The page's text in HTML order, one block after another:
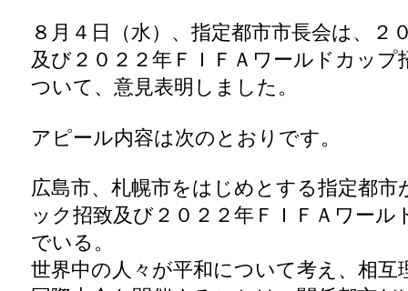
８月４日（水）、指定都市市長会は、２
及び２０２２年ＦＩＦＡワールドカップ
ついて、意見表明しました。
アピール内容は次のとおりです。
広島市、札幌市をはじめとする指定都
ック招致及び２０２２年ＦＩＦＡワー
でいる。
世界中の人々が平和について考え、相